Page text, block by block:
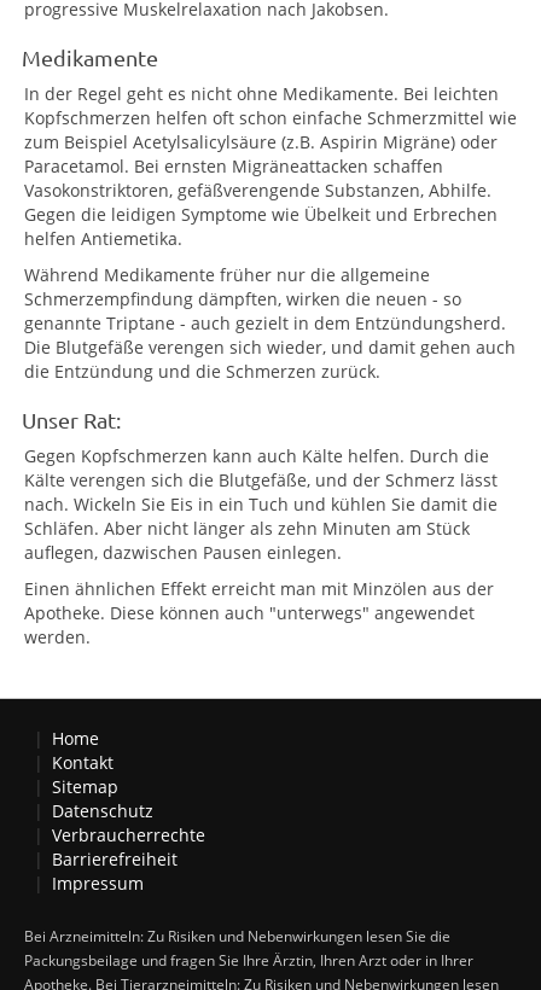
progressive Muskelrelaxation nach Jakobsen.
Medikamente
In der Regel geht es nicht ohne Medikamente. Bei leichten
Kopfschmerzen helfen oft schon einfache Schmerzmittel wie
zum Beispiel Acetylsalicylsäure (z.B. Aspirin Migräne) oder
Paracetamol. Bei ernsten Migräneattacken schaffen
Vasokonstriktoren, gefäßverengende Substanzen, Abhilfe.
Gegen die leidigen Symptome wie Übelkeit und Erbrechen
helfen Antiemetika.
Während Medikamente früher nur die allgemeine
Schmerzempfindung dämpften, wirken die neuen - so
genannte Triptane - auch gezielt in dem Entzündungsherd.
Die Blutgefäße verengen sich wieder, und damit gehen auch
die Entzündung und die Schmerzen zurück.
Unser Rat:
Gegen Kopfschmerzen kann auch Kälte helfen. Durch die
Kälte verengen sich die Blutgefäße, und der Schmerz lässt
nach. Wickeln Sie Eis in ein Tuch und kühlen Sie damit die
Schläfen. Aber nicht länger als zehn Minuten am Stück
auflegen, dazwischen Pausen einlegen.
Einen ähnlichen Effekt erreicht man mit Minzölen aus der
Apotheke. Diese können auch "unterwegs" angewendet
werden.
Home
Kontakt
Sitemap
Datenschutz
Verbraucherrechte
Barrierefreiheit
Impressum
Bei Arzneimitteln: Zu Risiken und Nebenwirkungen lesen Sie die
Packungsbeilage und fragen Sie Ihre Ärztin, Ihren Arzt oder in Ihrer
Apotheke. Bei Tierarzneimitteln: Zu Risiken und Nebenwirkungen lesen